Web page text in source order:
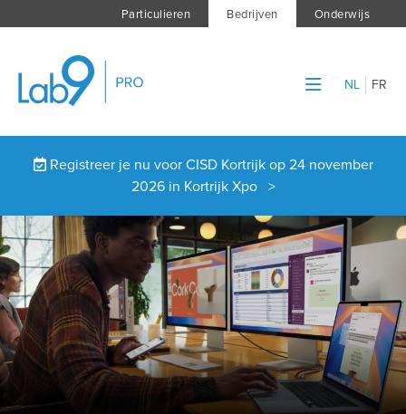
Particulieren Bedrijven Onderwijs
NL FR
Registreer je nu voor CISD Kortrijk op 24 november
2026 in Kortrijk Xpo >